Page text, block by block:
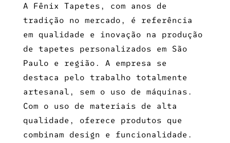
A Fênix Tapetes, com anos de
tradição no mercado, é referência
em qualidade e inovação na produção
de tapetes personalizados em São
Paulo e região. A empresa se
destaca pelo trabalho totalmente
artesanal, sem o uso de máquinas.
Com o uso de materiais de alta
qualidade, oferece produtos que
combinam design e funcionalidade.